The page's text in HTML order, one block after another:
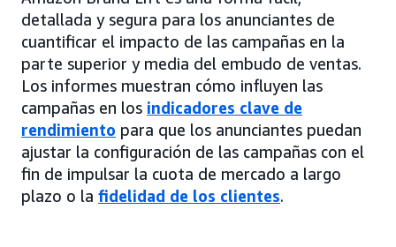
detallada y segura para los anunciantes de
cuantificar el impacto de las campañas en la
parte superior y media del embudo de ventas.
Los informes muestran cómo influyen las
campañas en los indicadores clave de
rendimiento para que los anunciantes puedan
ajustar la configuración de las campañas con el
fin de impulsar la cuota de mercado a largo
plazo o la fidelidad de los clientes.